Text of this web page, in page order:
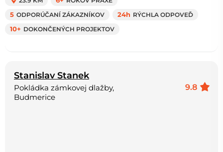
5 ODPORÚČANÍ ZÁKAZNÍKOV 24h RÝCHLA ODPOVEĎ
10+ DOKONČENÝCH PROJEKTOV
Stanislav Stanek
9.8
Pokládka zámkovej dlažby,
Budmerice